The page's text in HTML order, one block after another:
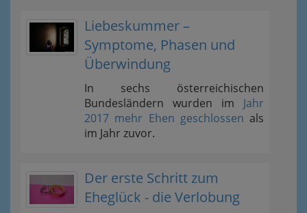
Liebeskummer –
Symptome, Phasen und
Überwindung
In sechs österreichischen
Bundesländern wurden im Jahr
2017 mehr Ehen geschlossen als
im Jahr zuvor.
Der erste Schritt zum
Eheglück - die Verlobung